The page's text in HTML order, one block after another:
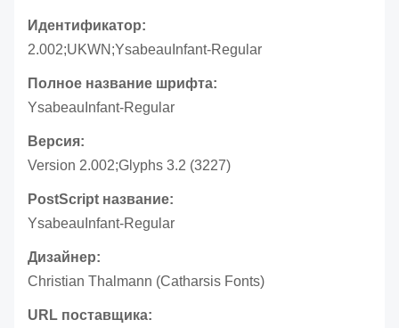
Идентификатор:
2.002;UKWN;YsabeauInfant-Regular
Полное название шрифта:
YsabeauInfant-Regular
Версия:
Version 2.002;Glyphs 3.2 (3227)
PostScript название:
YsabeauInfant-Regular
Дизайнер:
Christian Thalmann (Catharsis Fonts)
URL поставщика: